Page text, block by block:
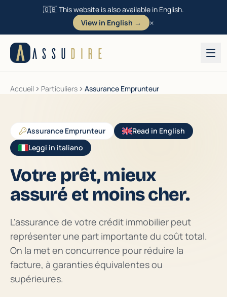
🇬🇧 This website is also available in English.
View in English →
×
Aller au contenu
ASSU DIRE
Accueil Particuliers Assurance Emprunteur
Assurance Emprunteur
Read in English
Leggi in italiano
Votre prêt, mieux
assuré et moins cher.
L'assurance de votre crédit immobilier peut
représenter une part importante du coût total.
On la met en concurrence pour réduire la
facture, à garanties équivalentes ou
supérieures.